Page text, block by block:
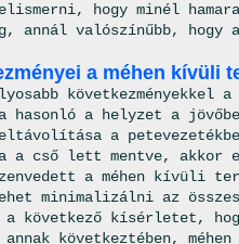
hogy minél
annál valószínűbb, hogy
a méhen kívüli
következményekkel
hasonló a helyzet a
a
a cső lett mentve, akkor
a méhen kívüli
minimalizálni az
a következő kísérletet,
annak következtében,